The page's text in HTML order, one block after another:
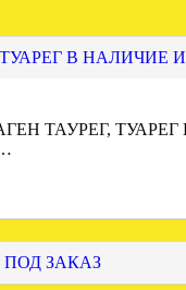
ТУАРЕГ В НАЛИЧИЕ
ТАУРЕГ, ТУАРЕГ
ЗАКАЗ